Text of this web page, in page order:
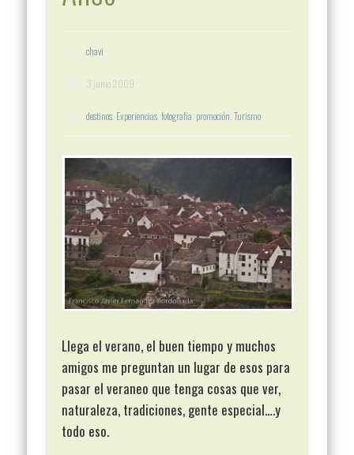
chavi
3 junio 2009
destinos Experiencias ,fotografía promoción ,Turismo
Llega el verano, el buen tiempo y muchos
amigos me preguntan un lugar de esos para
pasar el veraneo que tenga cosas que ver,
naturaleza, tradiciones, gente especial….y
todo eso.